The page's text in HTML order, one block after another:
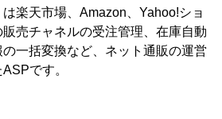
は楽天市場、Amazon、Yahoo!ショ
売チャネルの受注管理、在庫自動
一括変換など、ネット通販の運営
です。